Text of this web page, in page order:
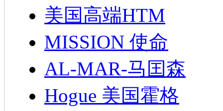
美国高端HTM
MISSION 使命
AL-MAR-马囯森
Hogue 美国霍格